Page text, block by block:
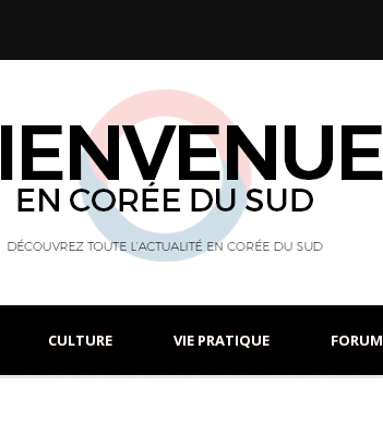
CULTURE VIE PRATIQUE FORUM